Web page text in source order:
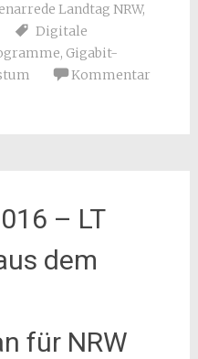
Landtag NRW,
Digitale
, Gigabit-
Kommentar
– LT
dem
für NRW